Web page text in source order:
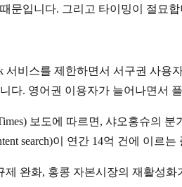
문입니다. 그리고 타이밍이 절묘합
서비스를 제한하면서 서구권 사용
다. 영어권 이용자가 늘어나면서
보도에 따르면, 샤오홍슈의
search)이 연간 14억 건에 이
제 완화, 홍콩 자본시장의 재활성